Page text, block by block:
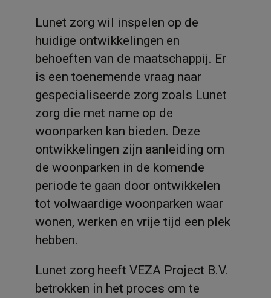
Lunet zorg wil inspelen op de
huidige ontwikkelingen en
behoeften van de maatschappij. Er
is een toenemende vraag naar
gespecialiseerde zorg zoals Lunet
zorg die met name op de
woonparken kan bieden. Deze
ontwikkelingen zijn aanleiding om
de woonparken in de komende
periode te gaan door ontwikkelen
tot volwaardige woonparken waar
wonen, werken en vrije tijd een plek
hebben.
Lunet zorg heeft VEZA Project B.V.
betrokken in het proces om te